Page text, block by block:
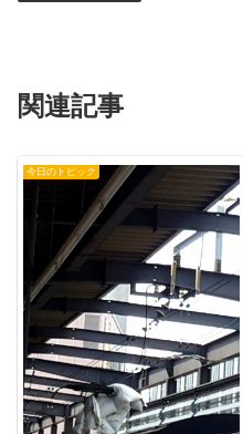
関連記事
今日のトピック